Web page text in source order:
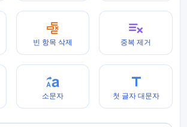
빈 항목 삭제 중복 제거
소문자 첫 글자 대문자